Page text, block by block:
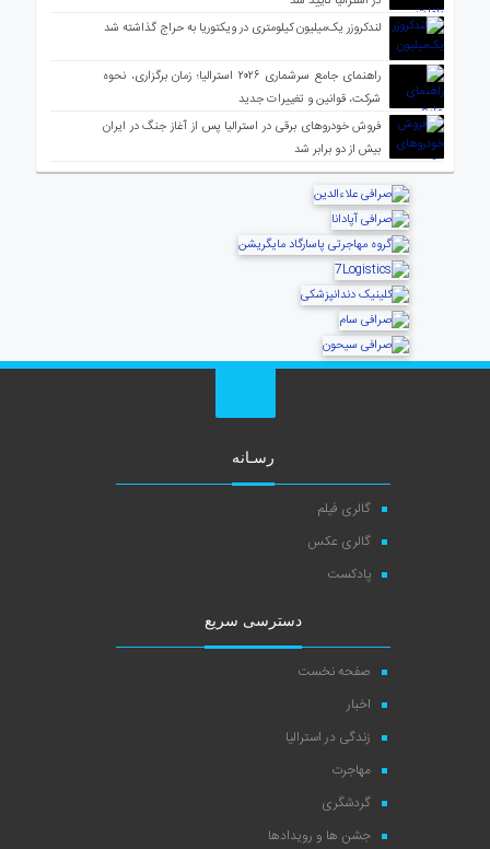
لندکروزر یک‌میلیون کیلومتری در ویکتوریا به حراج گذاشته شد
راهنمای جامع سرشماری ۲۰۲۶ استرالیا؛ زمان برگزاری، نحوه
شرکت، قوانین و تغییرات جدید
فروش خودروهای برقی در استرالیا پس از آغاز جنگ در ایران
بیش از دو برابر شد
رسـانه
گالری فیلم
گالری عکس
پادکست
دسترسی سریع
صفحه نخست
اخبار
زندگی در استرالیا
مهاجرت
گردشگری
جشن ها و رویدادها